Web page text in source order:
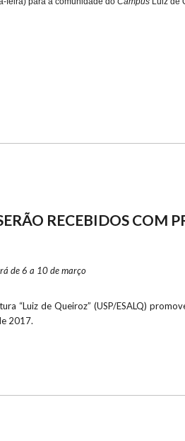
RECEBIDOS COM
de 6 a 10 de março
“Luiz de Queiroz” (USP/ESALQ)
2017.